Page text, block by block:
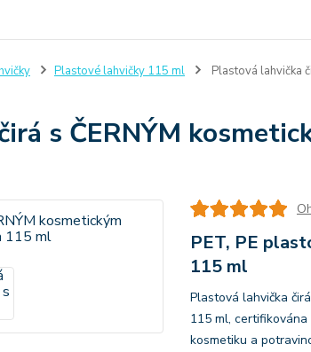
Plastové lahvičky 115 ml Plastová lahvička
s ČERNÝM
PET, PE
115 ml
Plastová lahvička
115 ml,
kosmetiku a